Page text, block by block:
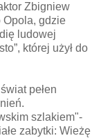
Zbigniew
Opola, gdzie
ludowej
której użył do
pełen
szlakiem"-
zabytki: Wieżę